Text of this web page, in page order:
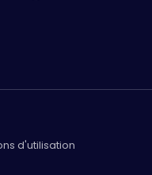
d'utilisation